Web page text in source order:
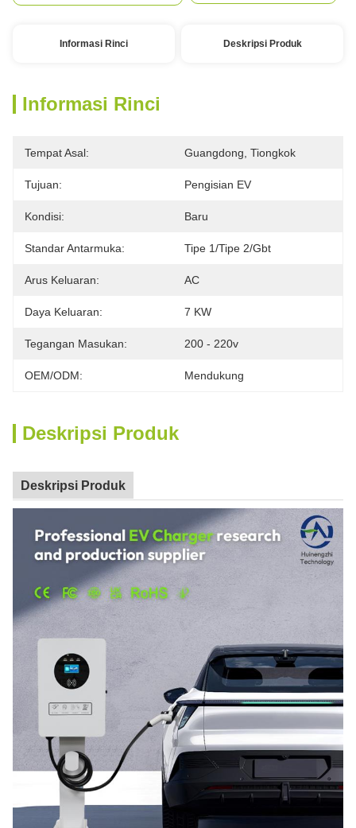
Informasi Rinci Deskripsi Produk
Informasi Rinci
Tempat Asal: Guangdong, Tiongkok
Tujuan: Pengisian EV
Kondisi: Baru
Standar Antarmuka: Tipe 1/tipe 2/gbt
Arus Keluaran: AC
Daya Keluaran: 7 KW
Tegangan Masukan: 200 - 220v
OEM/ODM: Mendukung
Deskripsi Produk
Deskripsi Produk